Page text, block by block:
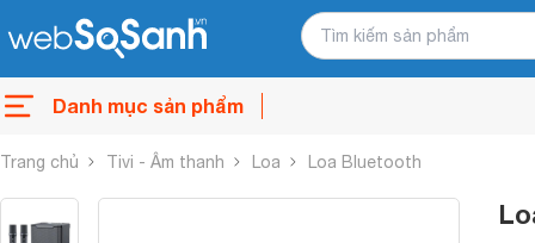
Danh mục sản phẩm
Trang chủ Tivi - Âm thanh Loa Loa Bluetooth